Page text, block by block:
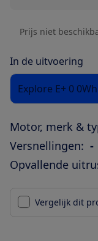
Prijs niet
In de uitvoering
Explore E+ 0
Motor, merk &
Versnellingen: -
Opvallende
Vergelijk dit